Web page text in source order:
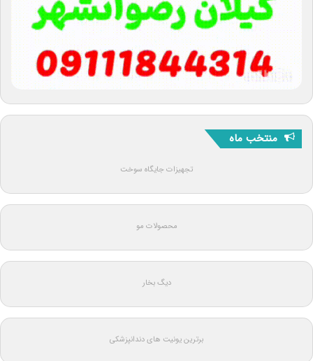
منتخب ماه
تجهیزات جایگاه سوخت
محصولات مو
دیگ بخار
برترین یونیت های دندانپزشکی